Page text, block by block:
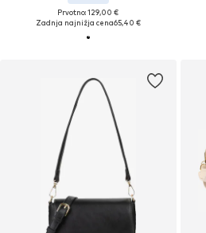
Prvotno: 129,00 €
Zadnja najnižja cena65,40 €